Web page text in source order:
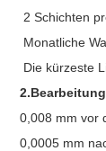
2 Schichten
Monatliche
Die kürzeste
0,008 mm vor
0,0005 mm